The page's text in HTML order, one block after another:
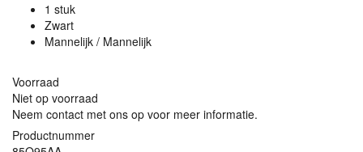
1 stuk
Zwart
Mannelijk / Mannelijk
Voorraad
Niet op voorraad
Neem contact met ons op voor meer informatie.
Productnummer